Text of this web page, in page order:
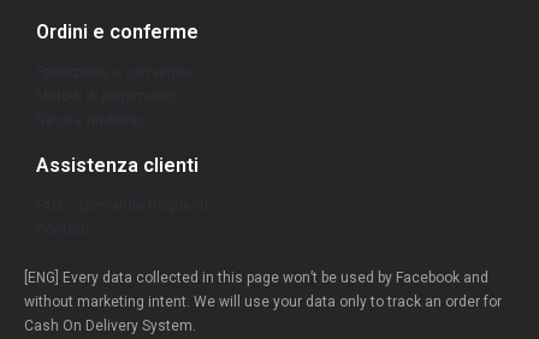
Ordini e conferme
Spedizione e consegna
Assistenza clienti
FAQ – Domande frequenti
[ENG] Every data collected in this page won’t be used by Facebook and
without marketing intent. We will use your data only to track an order for
Cash On Delivery System.